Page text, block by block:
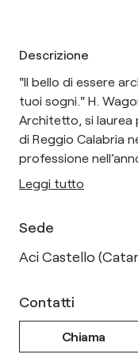
Descrizione
"Il bello di essere
tuoi sogni." H.
Architetto, si laurea
di Reggio Calabria
professione
Leggi tutto
Sede
Aci Castello
Contatti
Chiama